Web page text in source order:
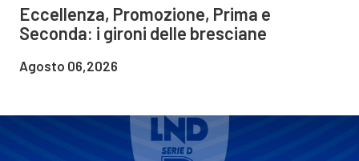
Eccellenza, Promozione, Prima e
Seconda: i gironi delle bresciane
Agosto 06,2026